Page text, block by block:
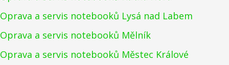
Oprava a servis notebooků Lysá nad Labem
Oprava a servis notebooků Mělník
Oprava a servis notebooků Městec Králové